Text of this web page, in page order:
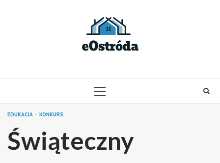
PRIMARY
EDUKACJA KONKURS
Świąteczny